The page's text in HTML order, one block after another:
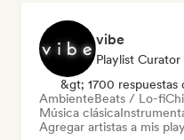
vibe
Playlist Curator
&gt; 1700 respuestas
AmbienteBeats / Lo-fi
Música clásica
Agregar artistas a mis